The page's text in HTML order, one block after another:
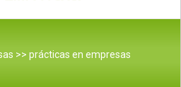
>>prácticas en empresas